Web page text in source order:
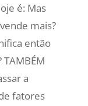
é: Mas
mais?
então
a
fatores